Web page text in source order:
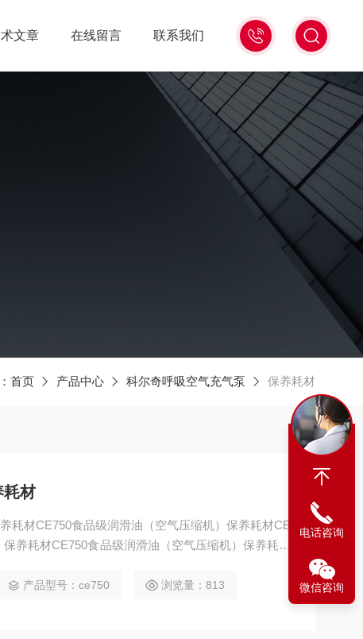
15006471345
文章 在线留言 联系我们
首页 产品中心 科尔奇呼吸空气充气泵 保养耗材
耗材
耗材CE750食品级润滑油（空气压缩机）保养耗材CE
养耗材CE750食品级润滑油（空气压缩机）保养耗材
产品型号：ce750 浏览量：813
电话咨询
微信咨询